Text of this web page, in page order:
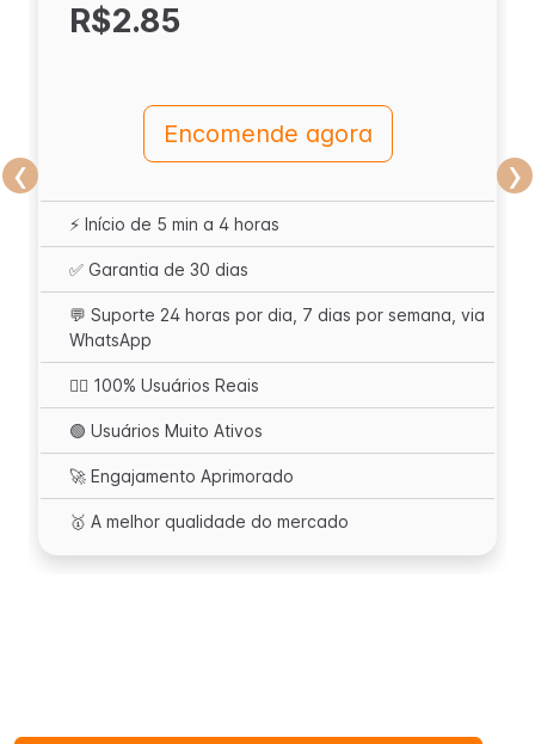
R$2.85
Encomende agora
⚡️ Início de 5 min a 4 horas
✅ Garantia de 30 dias
💬 Suporte 24 horas por dia, 7 dias por semana, via
WhatsApp
🙋‍♂️ 100% Usuários Reais
🟢 Usuários Muito Ativos
🚀 Engajamento Aprimorado
🥇 A melhor qualidade do mercado
‹ ›